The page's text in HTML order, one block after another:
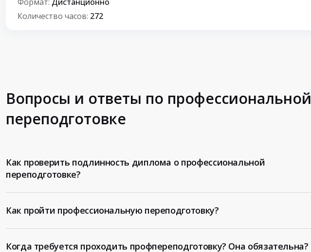
Количество часов: 272
Вопросы и ответы по профессиональной
переподготовке
Как проверить подлинность диплома о профессиональной
переподготовке?
Как пройти профессиональную переподготовку?
Когда требуется проходить профпереподготовку? Она обязательна?